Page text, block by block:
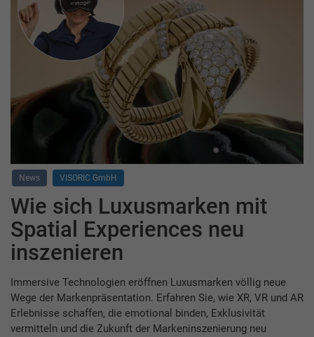
News VISORIC GmbH
Wie sich Luxusmarken mit
Spatial Experiences neu
inszenieren
Immersive Technologien eröffnen Luxusmarken völlig neue
Wege der Markenpräsentation. Erfahren Sie, wie XR, VR und AR
Erlebnisse schaffen, die emotional binden, Exklusivität
vermitteln und die Zukunft der Markeninszenierung neu